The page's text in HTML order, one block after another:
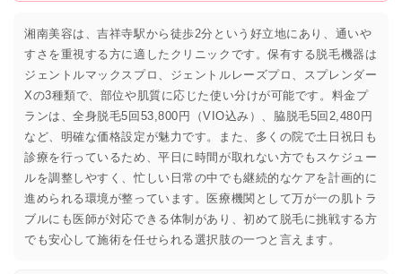
湘南美容は、吉祥寺駅から徒歩2分という好立地にあり、通いや
すさを重視する方に適したクリニックです。保有する脱毛機器は
ジェントルマックスプロ、ジェントルレーズプロ、スプレンダー
Xの3種類で、部位や肌質に応じた使い分けが可能です。料金プ
ランは、全身脱毛5回53,800円（VIO込み）、脇脱毛5回2,480円
など、明確な価格設定が魅力です。また、多くの院で土日祝日も
診療を行っているため、平日に時間が取れない方でもスケジュー
ルを調整しやすく、忙しい日常の中でも継続的なケアを計画的に
進められる環境が整っています。医療機関として万が一の肌トラ
ブルにも医師が対応できる体制があり、初めて脱毛に挑戦する方
でも安心して施術を任せられる選択肢の一つと言えます。